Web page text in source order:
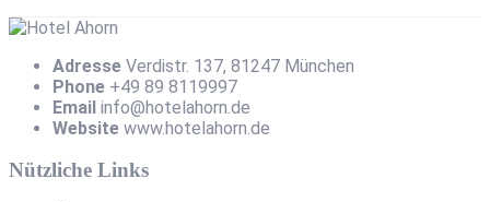
Adresse Verdistr. 137, 81247 München
Phone +49 89 8119997
Email info@hotelahorn.de
Website www.hotelahorn.de
Nützliche Links